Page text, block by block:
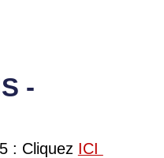
-
: Cliquez ICI